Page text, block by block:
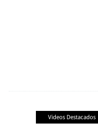
Videos Destacados